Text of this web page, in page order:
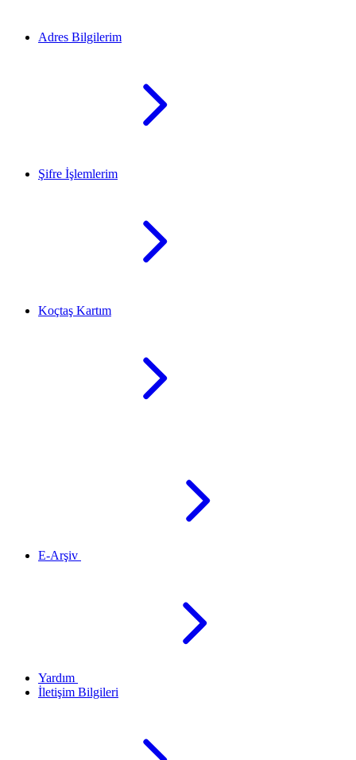
Adres Bilgilerim
Şifre İşlemlerim
Koçtaş Kartım
E-Arşiv
Yardım
İletişim Bilgileri